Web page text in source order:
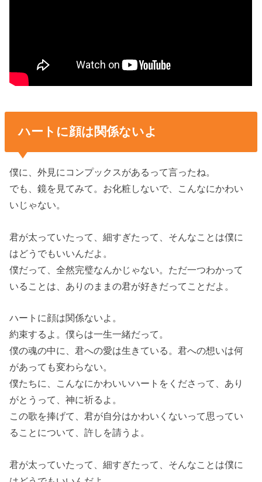
ハートに顔は関係ないよ
僕に、外見にコンプックスがあるって言ったね。
でも、鏡を見てみて。お化粧しないで、こんなにかわい
いじゃない。
君が太っていたって、細すぎたって、そんなことは僕に
はどうでもいいんだよ。
僕だって、全然完璧なんかじゃない。ただ一つわかって
いることは、ありのままの君が好きだってことだよ。
ハートに顔は関係ないよ。
約束するよ。僕らは一生一緒だって。
僕の魂の中に、君への愛は生きている。君への想いは何
があっても変わらない。
僕たちに、こんなにかわいいハートをくださって、あり
がとうって、神に祈るよ。
この歌を捧げて、君が自分はかわいくないって思ってい
ることについて、許しを請うよ。
君が太っていたって、細すぎたって、そんなことは僕に